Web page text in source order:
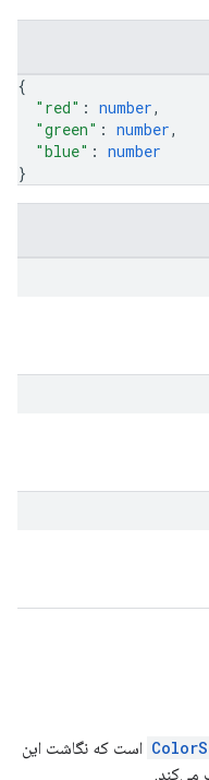
{
"red" : number,
"green" : number,
"blue" : number
}
است که نگاشت این
می‌کند.